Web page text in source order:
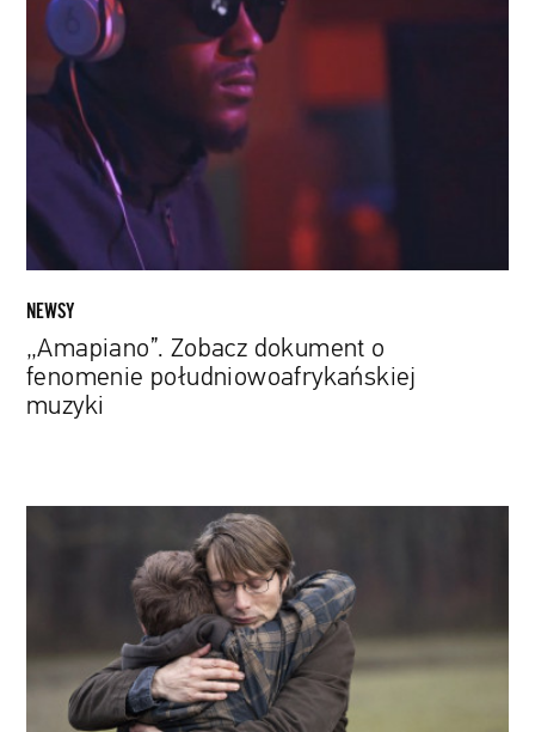
Zobacz
dokument
fenomenie
południowoafrykańskiej
NEWSY
„Amapiano”. Zobacz dokument o
fenomenie południowoafrykańskiej
muzyki
jednym.
Filmy,